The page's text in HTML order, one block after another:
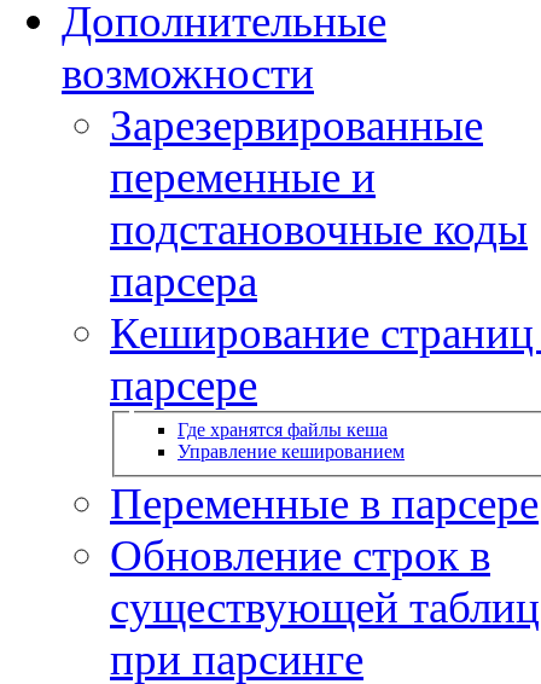
Дополнительные
возможности
Зарезервированные
переменные и
подстановочные коды
парсера
Кеширование страниц
парсере
Где хранятся файлы кеша
Управление кешированием
Переменные в парсере
Обновление строк в
существующей
при парсинге